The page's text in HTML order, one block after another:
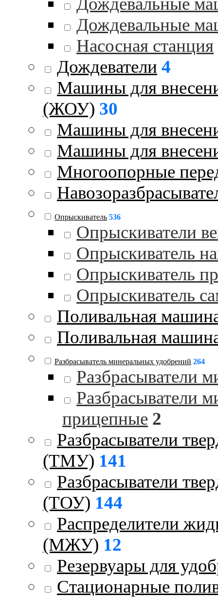
Дождевальные
Насосная станция
Дождеватели 4
Машины для
(ЖОУ) 30
Машины для
Машины для
Многоопорные
Опрыскиватель 536
Опрыскиватели
Опрыскиватель
Опрыскиватель
Опрыскиватель
Поливальная
Поливальная
Разбрасыватель минеральных удобрений 264
Разбрасыватели
Разбрасыватели
прицепные 2
Разбрасыватели
(ТМУ) 141
Разбрасыватели
(ТОУ) 144
Распределители
(МЖУ) 12
Резервуары для
Стационарные